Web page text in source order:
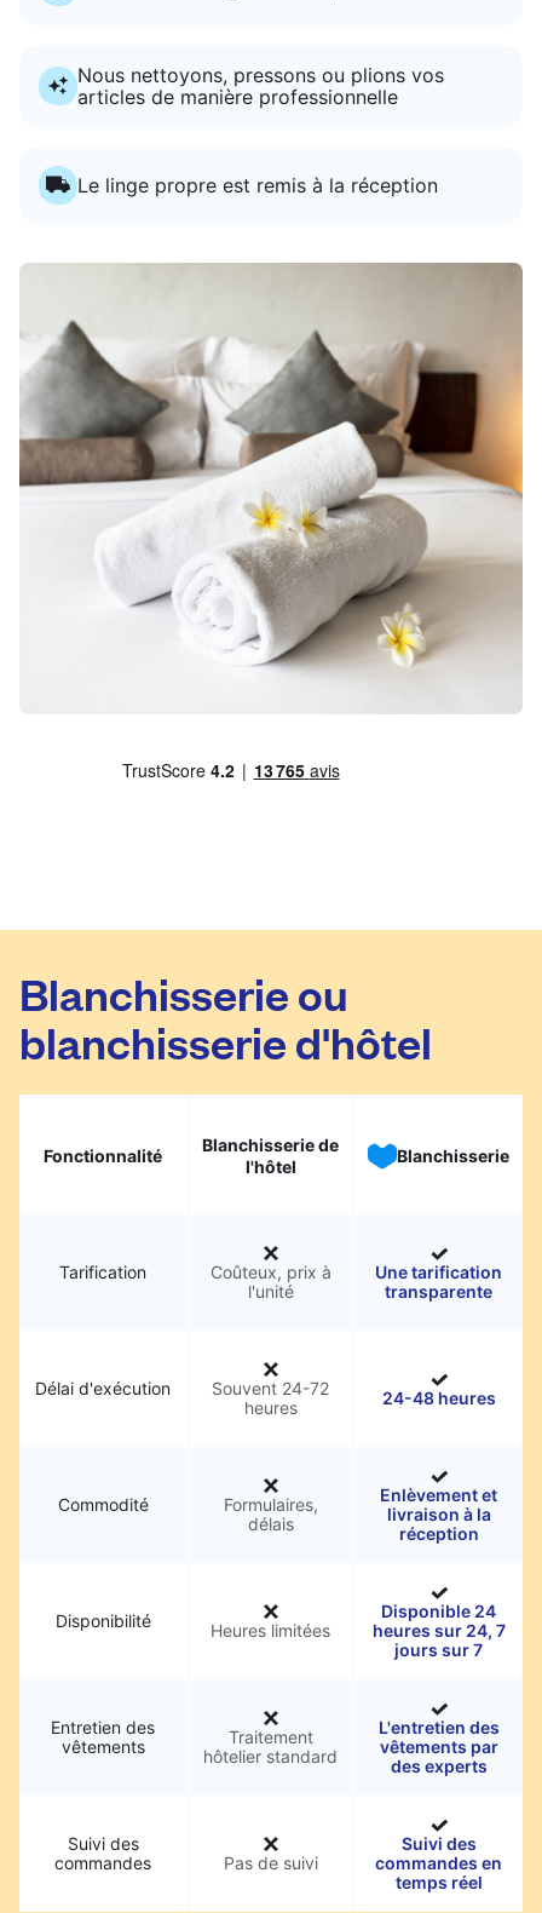
Nous nettoyons, pressons ou plions vos
articles de manière professionnelle
Le linge propre est remis à la réception
Blanchisserie ou
blanchisserie d'hôtel
Fonctionnalité
Blanchisserie de
l'hôtel
Blanchisserie
Tarification
Coûteux, prix à
l'unité
Une tarification
transparente
Délai d'exécution
Souvent 24-72
heures
24-48 heures
Commodité
Formulaires,
délais
Enlèvement et
livraison à la
réception
Disponibilité Heures limitées
Disponible 24
heures sur 24, 7
jours sur 7
Entretien des
vêtements
Traitement
hôtelier standard
L'entretien des
vêtements par
des experts
Suivi des
commandes
Pas de suivi
Suivi des
commandes en
temps réel